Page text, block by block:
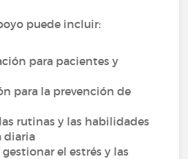
puede incluir:
para pacientes y
para la prevención de
rutinas y las habilidades
diaria
el estrés y las